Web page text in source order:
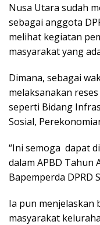
Nusa Utara sudah
sebagai anggota
melihat kegiatan
masyarakat yang
Dimana, sebagai
melaksanakan
seperti Bidang
Sosial,
“Ini semoga dapat
dalam APBD Tahun
Bapemperda DPRD
Ia pun
masyarakat